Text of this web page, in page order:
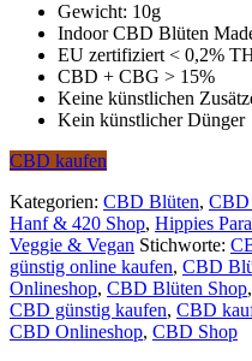
was:
20,99 €.
is:
15,19 €.
Gewicht: 10g
Indoor CBD Blüten
EU zertifiziert < 0,2%
CBD + CBG > 15%
Keine künstlichen
Kein künstlicher Dünger
CBD kaufen
Kategorien: CBD Blüten, CBD
Hanf & 420 Shop, Hippies
Veggie & Vegan Stichworte:
günstig online kaufen, CBD
Onlineshop, CBD Blüten Shop,
CBD günstig kaufen, CBD
CBD Onlineshop, CBD Shop